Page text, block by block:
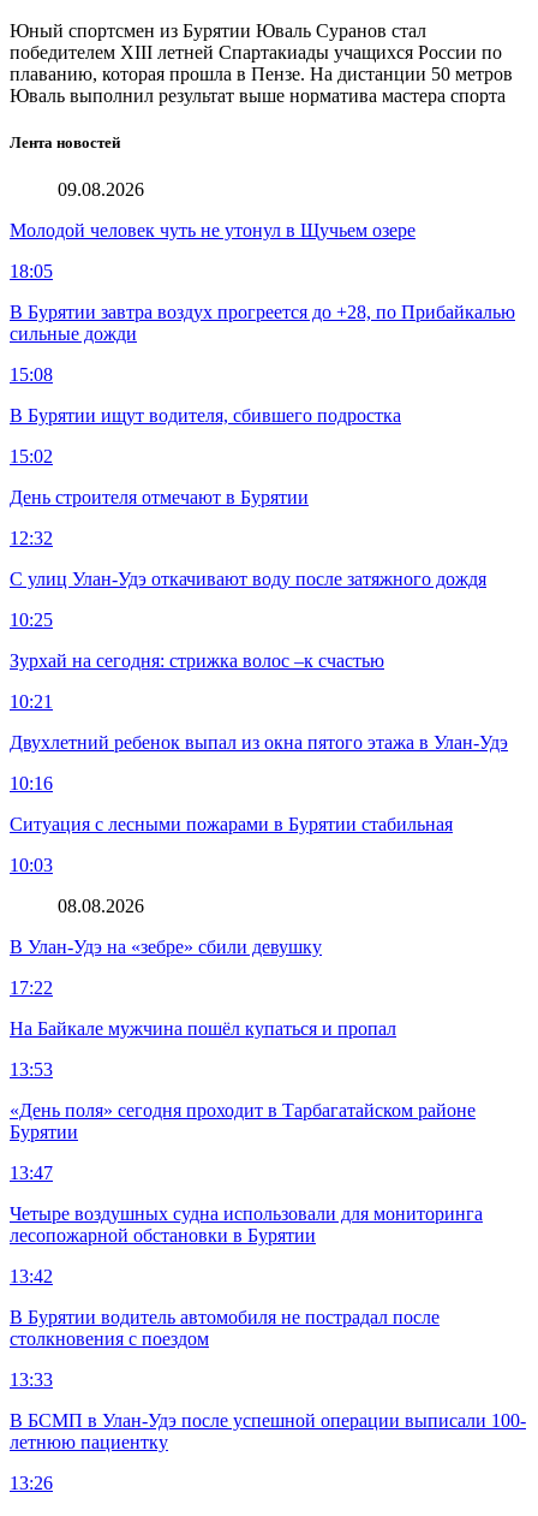
Юный спортсмен из Бурятии Юваль Суранов стал
победителем XIII летней Спартакиады учащихся России по
плаванию, которая прошла в Пензе. На дистанции 50 метров
Юваль выполнил результат выше норматива мастера спорта
Лента новостей
09.08.2026
Молодой человек чуть не утонул в Щучьем озере
18:05
В Бурятии завтра воздух прогреется до +28, по Прибайкалью
сильные дожди
15:08
В Бурятии ищут водителя, сбившего подростка
15:02
День строителя отмечают в Бурятии
12:32
С улиц Улан-Удэ откачивают воду после затяжного дождя
10:25
Зурхай на сегодня: стрижка волос –к счастью
10:21
Двухлетний ребенок выпал из окна пятого этажа в Улан-Удэ
10:16
Ситуация с лесными пожарами в Бурятии стабильная
10:03
08.08.2026
В Улан-Удэ на «зебре» сбили девушку
17:22
На Байкале мужчина пошёл купаться и пропал
13:53
«День поля» сегодня проходит в Тарбагатайском районе
Бурятии
13:47
Четыре воздушных судна использовали для мониторинга
лесопожарной обстановки в Бурятии
13:42
В Бурятии водитель автомобиля не пострадал после
столкновения с поездом
13:33
В БСМП в Улан-Удэ после успешной операции выписали 100-
летнюю пациентку
13:26